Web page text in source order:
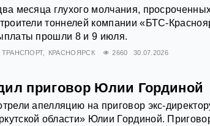
месяца глухого молчания,
тоннелей компании «БТС-
прошли 8 и 9 июля.
ТРАНСПОРТ КРАСНОЯРСК 2660 30.07.2026
приговор Юлии Гординой
апелляцию на приговор
области» Юлии Гординой.